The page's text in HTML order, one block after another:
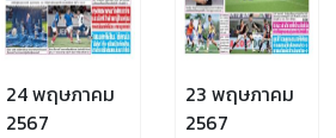
24 พฤษภาคม
2567
23 พฤษภาคม
2567